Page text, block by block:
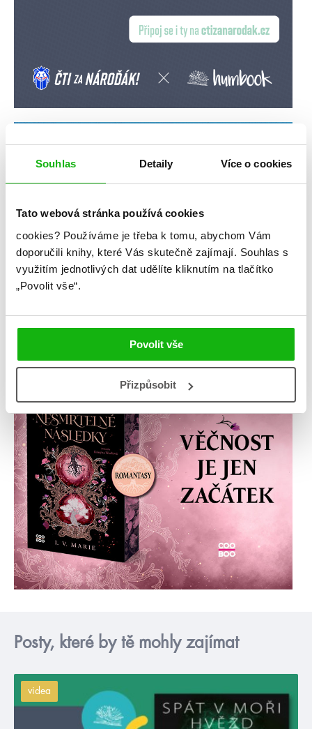
Souhlas Detaily Více o cookies
Tato webová stránka používá cookies
cookies? Používáme je třeba k tomu, abychom Vám
doporučili knihy, které Vás skutečně zajímají. Souhlas s
využitím jednotlivých dat udělíte kliknutím na tlačítko
„Povolit vše“.
Povolit vše
Přizpůsobit
Posty, které by tě mohly zajímat
videa